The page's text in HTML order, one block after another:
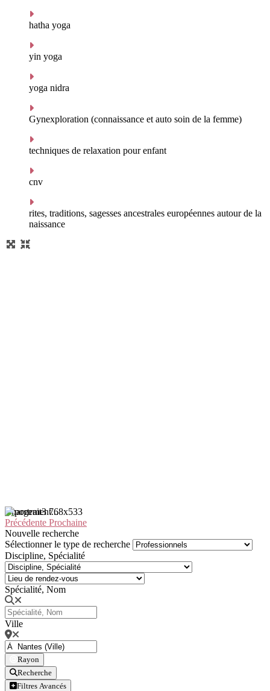
hatha yoga
yin yoga
yoga nidra
Gynexploration (connaissance et auto soin de la femme)
techniques de relaxation pour enfant
cnv
rites, traditions, sagesses ancestrales européennes autour de la
naissance
Chargement...
Précédente Prochaine
Nouvelle recherche
Sélectionner le type de recherche
Discipline, Spécialité
Spécialité, Nom
Ville
Rayon
Recherche
Filtres Avancés